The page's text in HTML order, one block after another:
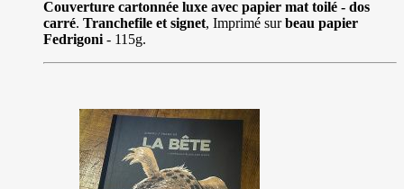
Couverture cartonnée luxe avec papier mat toilé - dos
carré. Tranchefile et signet, Imprimé surbeau papier
Fedrigoni - 115g.